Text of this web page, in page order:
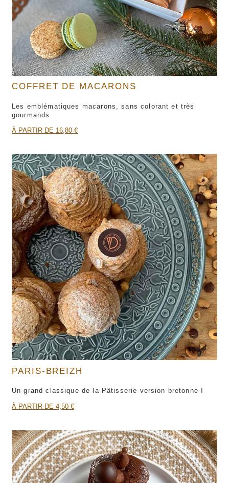
COFFRET DE MACARONS
Les emblématiques macarons, sans colorant et très
gourmands
À PARTIR DE 16,80 €
PARIS-BREIZH
Un grand classique de la Pâtisserie version bretonne !
À PARTIR DE 4,50 €